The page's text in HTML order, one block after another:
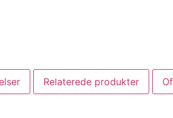
Relaterede produkter